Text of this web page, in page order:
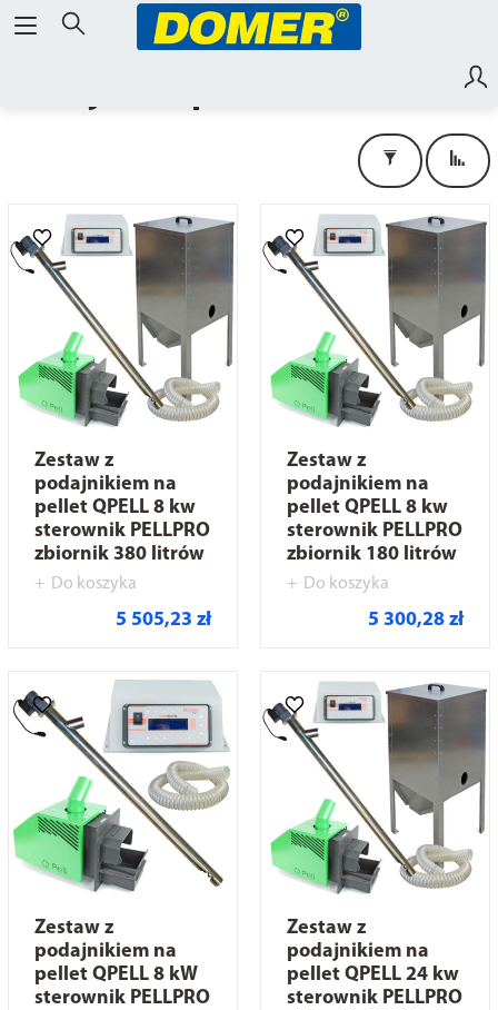
Zestaw z
podajnikiem na
pellet QPELL 8 kw
sterownik PELLPRO
zbiornik 380 litrów
Do koszyka
5 505,23 zł
Zestaw z
podajnikiem na
pellet QPELL 8 kw
sterownik PELLPRO
zbiornik 180 litrów
Do koszyka
5 300,28 zł
Zestaw z
podajnikiem na
pellet QPELL 8 kW
sterownik PELLPRO
Zestaw z
podajnikiem na
pellet QPELL 24 kw
sterownik PELLPRO